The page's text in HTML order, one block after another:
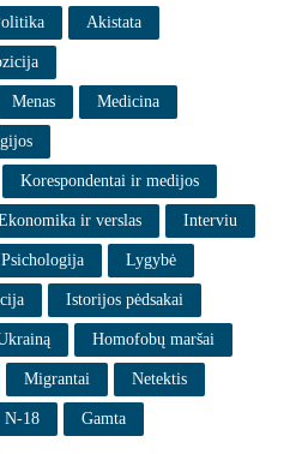
Akistata
Menas Medicina
Korespondentai ir medijos
ir verslas Interviu
Psichologija Lygybė
Istorijos pėdsakai
Homofobų maršai
Migrantai Netektis
N-18 Gamta